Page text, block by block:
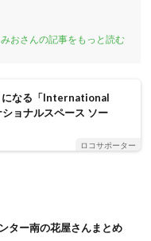
みおさんの記事をもっと読む
になる「International
ョナルスペース ソー
ロコサポーター
ター南の花屋さんまとめ